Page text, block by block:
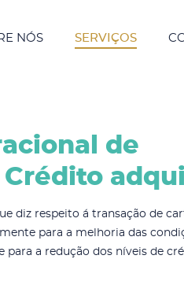
NÓS SERVIÇOS
de
diz respeito á transação de
para a melhoria das
para a redução dos níveis de